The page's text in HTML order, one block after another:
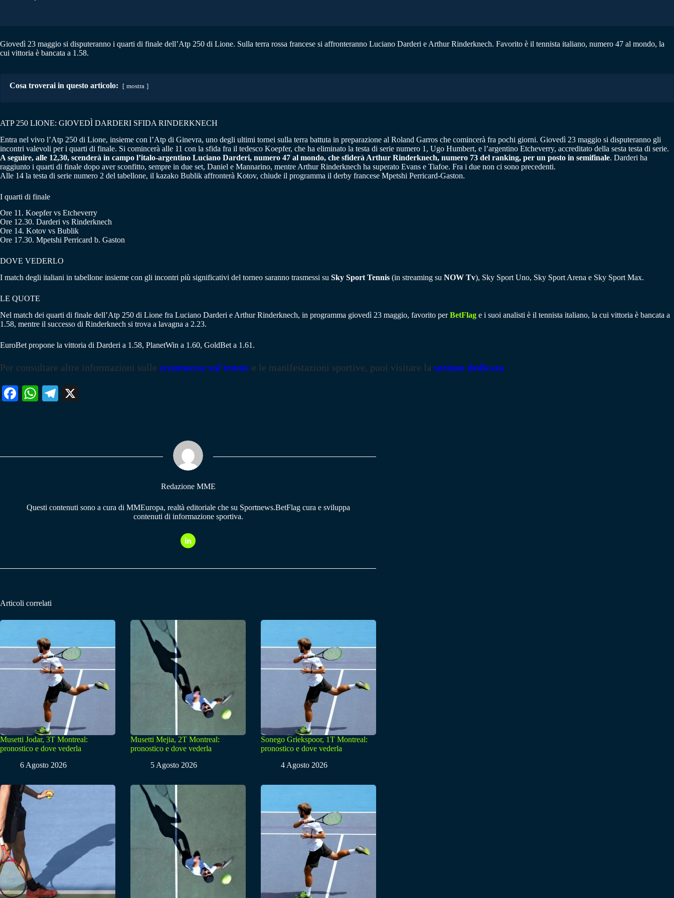
Giovedì 23 maggio si disputeranno i quarti di finale dell’Atp 250 di Lione. Sulla terra rossa francese si affronteranno Luciano Darderi e Arthur Rinderknech. Favorito è il tennista italiano, numero 47 al mondo, la
cui vittoria è bancata a 1.58.
Cosa troverai in questo articolo: mostra
ATP 250 LIONE: GIOVEDÌ DARDERI SFIDA RINDERKNECH
Entra nel vivo l’Atp 250 di Lione, insieme con l’Atp di Ginevra, uno degli ultimi tornei sulla terra battuta in preparazione al Roland Garros che comincerà fra pochi giorni. Giovedì 23 maggio si disputeranno gli
incontri valevoli per i quarti di finale. Si comincerà alle 11 con la sfida fra il tedesco Koepfer, che ha eliminato la testa di serie numero 1, Ugo Humbert, e l’argentino Etcheverry, accreditato della sesta testa di serie.
A seguire, alle 12,30, scenderà in campo l’italo-argentino Luciano Darderi, numero 47 al mondo, che sfiderà Arthur Rinderknech, numero 73 del ranking, per un posto in semifinale. Darderi ha
raggiunto i quarti di finale dopo aver sconfitto, sempre in due set, Daniel e Mannarino, mentre Arthur Rinderknech ha superato Evans e Tiafoe. Fra i due non ci sono precedenti.
Alle 14 la testa di serie numero 2 del tabellone, il kazako Bublik affronterà Kotov, chiude il programma il derby francese Mpetshi Perricard-Gaston.
I quarti di finale
Ore 11. Koepfer vs Etcheverry
Ore 12.30. Darderi vs Rinderknech
Ore 14. Kotov vs Bublik
Ore 17.30. Mpetshi Perricard b. Gaston
DOVE VEDERLO
I match degli italiani in tabellone insieme con gli incontri più significativi del torneo saranno trasmessi su Sky Sport Tennis (in streaming su NOW Tv), Sky Sport Uno, Sky Sport Arena e Sky Sport Max.
LE QUOTE
Nel match dei quarti di finale dell’Atp 250 di Lione fra Luciano Darderi e Arthur Rinderknech, in programma giovedì 23 maggio, favorito perBetFlag e i suoi analisti è il tennista italiano, la cui vittoria è bancata a
1.58, mentre il successo di Rinderknech si trova a lavagna a 2.23.
EuroBet propone la vittoria di Darderi a 1.58, PlanetWin a 1.60, GoldBet a 1.61.
Per consultare altre informazioni sulle scommesse sul tennis e le manifestazioni sportive, puoi visitare la sezione dedicata
Fa W
pp
Te
m
Redazione MME
Questi contenuti sono a cura di MMEuropa, realtà editoriale che su Sportnews.BetFlag cura e sviluppa
contenuti di informazione sportiva.
Articoli correlati
Musetti Jodar, 3T Montreal:
pronostico e dove vederla
6 Agosto 2026
Musetti Mejia, 2T Montreal:
pronostico e dove vederla
5 Agosto 2026
Sonego Griekspoor, 1T Montreal:
pronostico e dove vederla
4 Agosto 2026